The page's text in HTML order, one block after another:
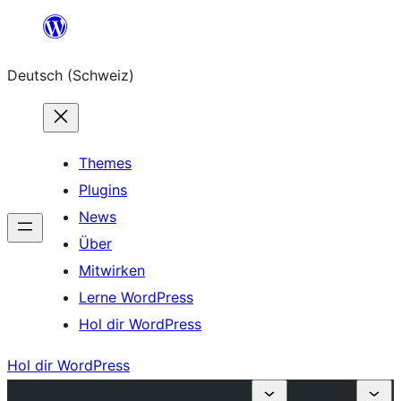
springen
Deutsch (Schweiz)
Themes
Plugins
News
Über
Mitwirken
Lerne WordPress
Hol dir WordPress
Hol dir WordPress